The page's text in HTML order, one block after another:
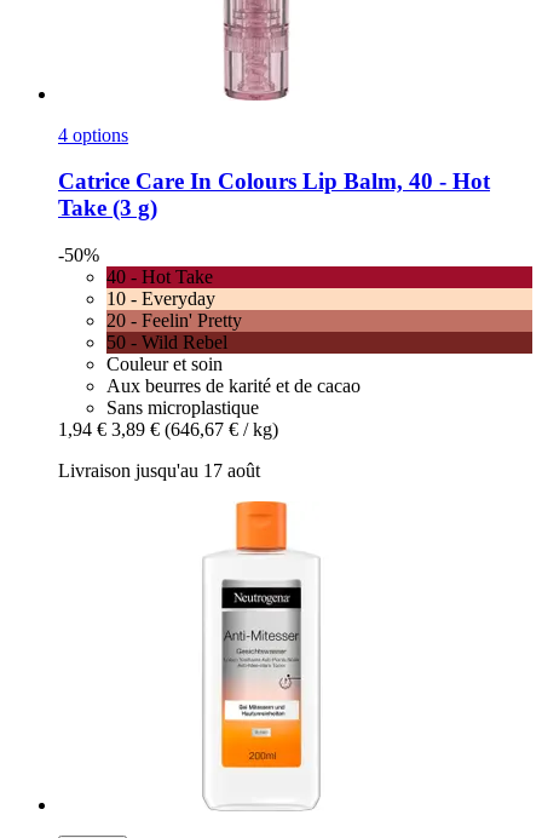
4 options
Catrice Care In Colours Lip Balm, 40 -​ Hot
Take (3 g)
-50%
40 - Hot Take
10 - Everyday
20 - Feelin' Pretty
50 - Wild Rebel
Couleur et soin
Aux beurres de karité et de cacao
Sans microplastique
1,94 € 3,89 € (646,67 € / kg)
Livraison jusqu'au 17 août